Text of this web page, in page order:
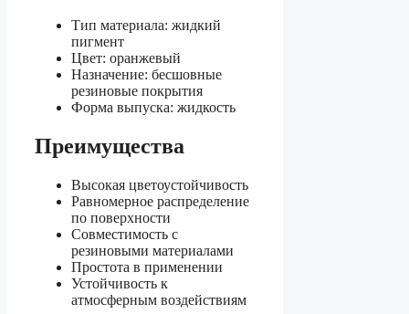
Тип материала: жидкий
пигмент
Цвет: оранжевый
Назначение: бесшовные
резиновые покрытия
Форма выпуска: жидкость
Преимущества
Высокая цветоустойчивость
Равномерное распределение
по поверхности
Совместимость с
резиновыми материалами
Простота в применении
Устойчивость к
атмосферным воздействиям